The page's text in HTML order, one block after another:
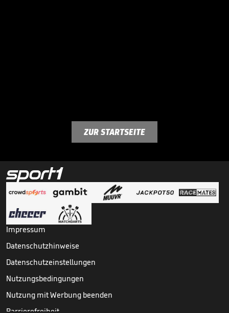
ZUR STARTSEITE
Impressum
Datenschutzhinweise
Datenschutzeinstellungen
Nutzungsbedingungen
Nutzung mit Werbung beenden